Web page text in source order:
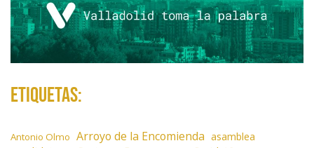
Etiquetas:
Antonio Olmo Arroyo de la Encomienda asamblea